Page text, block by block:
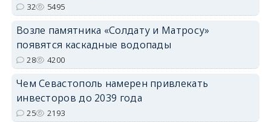
32 5495
Возле памятника «Солдату и Матросу»
появятся каскадные водопады
28 4200
Чем Севастополь намерен привлекать
инвесторов до 2039 года
25 2193